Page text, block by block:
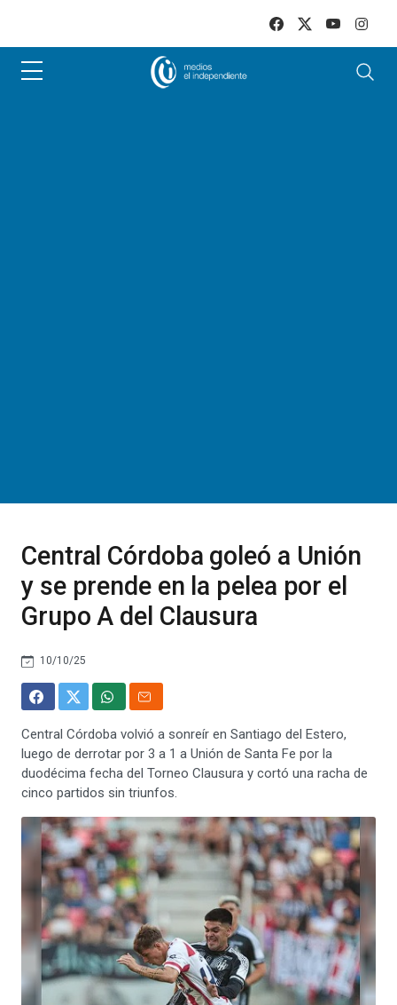
Central Córdoba goleó a Unión
y se prende en la pelea por el
Grupo A del Clausura
10/10/25
Central Córdoba volvió a sonreír en Santiago del Estero,
luego de derrotar por 3 a 1 a Unión de Santa Fe por la
duodécima fecha del Torneo Clausura y cortó una racha de
cinco partidos sin triunfos.